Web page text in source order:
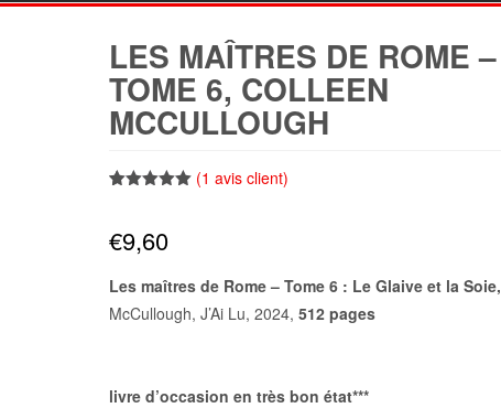
LES MAÎTRES DE ROME –
TOME 6, COLLEEN
MCCULLOUGH
basé sur
notation
(1 avis client)
€9,60
Les maîtres de Rome – Tome 6 : Le Glaive et la Soie,
McCullough, J’Ai Lu, 2024, 512 pages
livre d’occasion en très bon état***